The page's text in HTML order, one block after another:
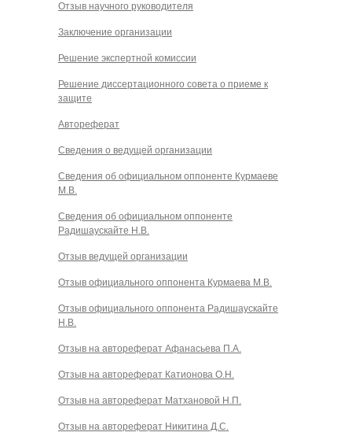
Отзыв научного руководителя
Заключение организации
Решение экспертной комиссии
Решение диссертационного совета о приеме к
защите
Автореферат
Сведения о ведущей организации
Сведения об официальном оппоненте Курмаеве
М.В.
Сведения об официальном оппоненте
Радишаускайте Н.В.
Отзыв ведущей организации
Отзыв официального оппонента Курмаева М.В.
Отзыв официального оппонента Радишаускайте
Н.В.
Отзыв на автореферат Афанасьева П.А.
Отзыв на автореферат Катионова О.Н.
Отзыв на автореферат Матхановой Н.П.
Отзыв на автореферат Никитина Д.С.